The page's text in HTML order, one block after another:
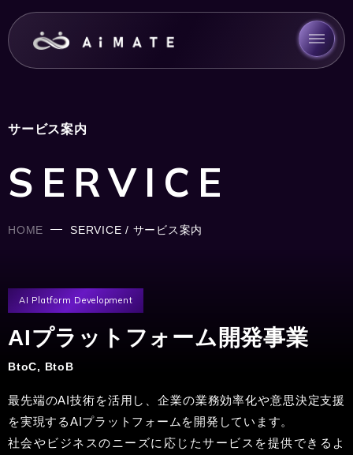
サービス案内
SERVICE
HOME SERVICE / サービス案内
AI Platform Development
AIプラットフォーム開発事業
BtoC, BtoB
最先端のAI技術を活用し、企業の業務効率化や意思決定支援
を実現するAIプラットフォームを開発しています。
社会やビジネスのニーズに応じたサービスを提供できるよ